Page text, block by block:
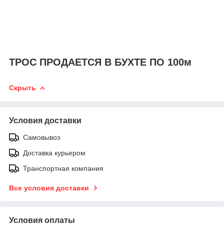
ТРОС ПРОДАЕТСЯ В БУХТЕ ПО 100м
Скрыть
Условия доставки
Самовывоз
Доставка курьером
Транспортная компания
Все условия доставки
Условия оплаты